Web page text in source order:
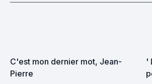
C'est mon dernier mot, Jean-
Pierre
'